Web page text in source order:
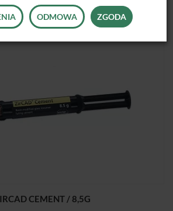
CEMENT / 8,5G
ODMOWA ZGODA